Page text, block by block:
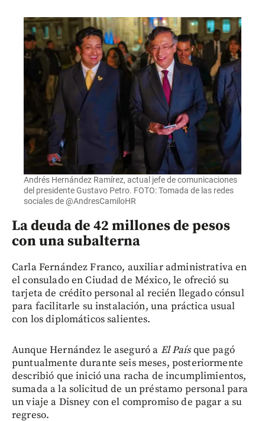
Andrés Hernández Ramírez, actual jefe de comunicaciones
del presidente Gustavo Petro. FOTO: Tomada de las redes
sociales de @AndresCamiloHR
La deuda de 42 millones de pesos
con una subalterna
Carla Fernández Franco, auxiliar administrativa en
el consulado en Ciudad de México, le ofreció su
tarjeta de crédito personal al recién llegado cónsul
para facilitarle su instalación, una práctica usual
con los diplomáticos salientes.
Aunque Hernández le aseguró a El Paísque pagó
puntualmente durante seis meses, posteriormente
describió que inició una racha de incumplimientos,
sumada a la solicitud de un préstamo personal para
un viaje a Disney con el compromiso de pagar a su
regreso.